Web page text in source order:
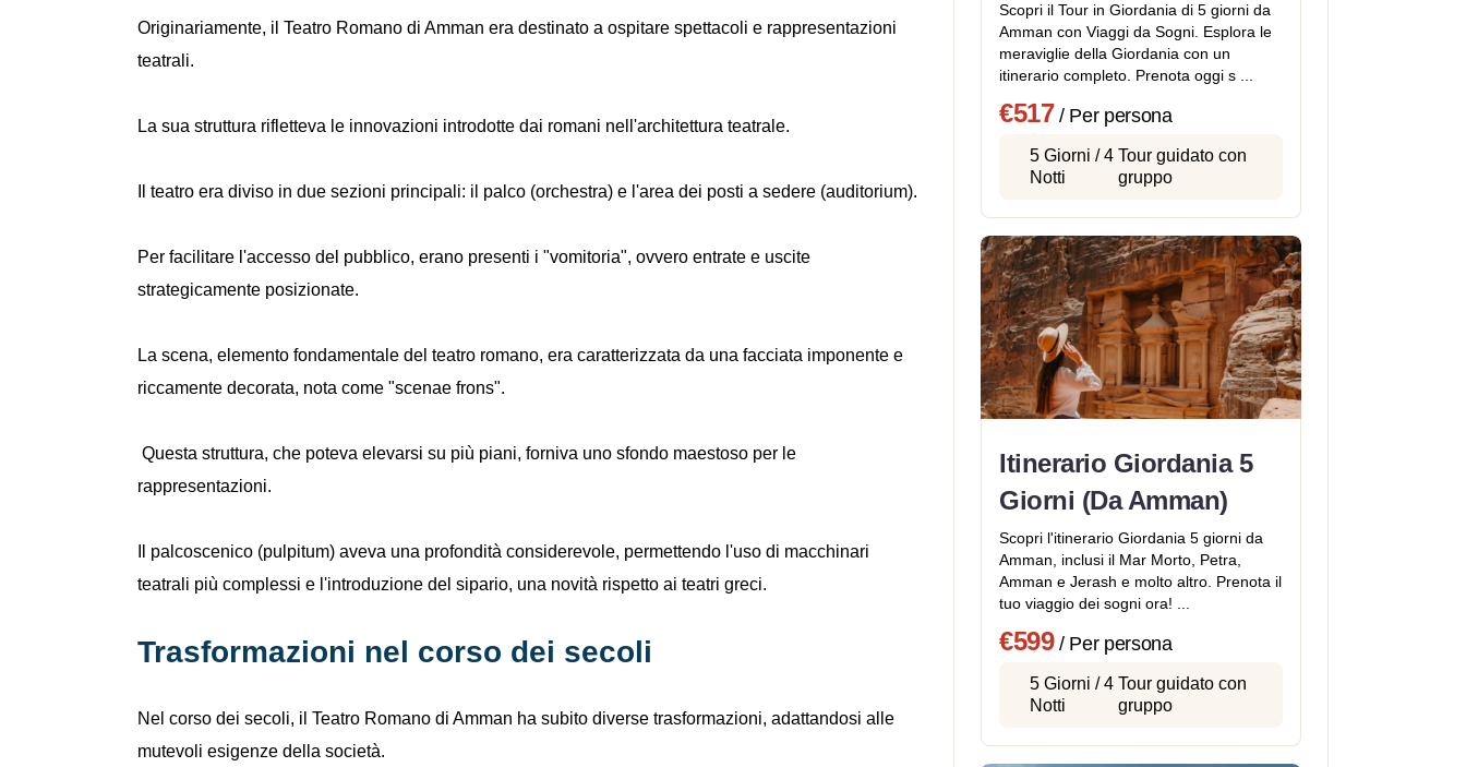
Originariamente, il Teatro Romano di Amman era destinato a ospitare spettacoli e rappresentazioni
teatrali.
La sua struttura rifletteva le innovazioni introdotte dai romani nell'architettura teatrale.
Il teatro era diviso in due sezioni principali: il palco (orchestra) e l'area dei posti a sedere (auditorium).
Per facilitare l'accesso del pubblico, erano presenti i "vomitoria", ovvero entrate e uscite
strategicamente posizionate.
La scena, elemento fondamentale del teatro romano, era caratterizzata da una facciata imponente e
riccamente decorata, nota come "scenae frons".
Questa struttura, che poteva elevarsi su più piani, forniva uno sfondo maestoso per le
rappresentazioni.
Il palcoscenico (pulpitum) aveva una profondità considerevole, permettendo l'uso di macchinari
teatrali più complessi e l'introduzione del sipario, una novità rispetto ai teatri greci.
Trasformazioni nel corso dei secoli
Nel corso dei secoli, il Teatro Romano di Amman ha subito diverse trasformazioni, adattandosi alle
mutevoli esigenze della società.
Scopri il Tour in Giordania di 5 giorni da
Amman con Viaggi da Sogni. Esplora le
meraviglie della Giordania con un
itinerario completo. Prenota oggi s ...
€517 / Per persona
5 Giorni / 4
Notti
Tour guidato con
gruppo
Itinerario Giordania 5
Giorni (Da Amman)
Scopri l'itinerario Giordania 5 giorni da
Amman, inclusi il Mar Morto, Petra,
Amman e Jerash e molto altro. Prenota il
tuo viaggio dei sogni ora! ...
€599/ Per persona
5 Giorni / 4
Notti
Tour guidato con
gruppo